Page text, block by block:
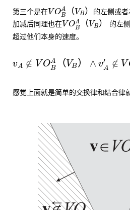
第三个是在VOA
B
（VB）
VOB （VB ）
的左侧或
加减后同理也在VOA
B
（VB）
VOBA（VB ）
的左
超过他们本身的速度。
vA ∉ V OA
B
（VB ） ∧ v′
A ∉ V
A∉VOB A（ V ） ∧ A ′
感觉上面就是简单的交换律和结合律